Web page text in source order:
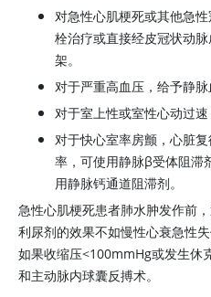
对急性心肌梗死或其他急
栓治疗或直接经皮冠状动
架。
对于严重高血压，给予静
对于室上性或室性心动过速
对于快心室率房颤，心脏
率，可使用静脉β受体阻滞
用静脉钙通道阻滞剂。
急性心肌梗死患者肺水肿发作前
利尿剂的效果不如慢性心衰急性
如果收缩压<100mmHg或发生休
和主动脉内球囊反搏术。